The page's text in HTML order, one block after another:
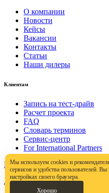
О компании
Новости
Кейсы
Вакансии
Контакты
Статьи
Наши дилеры
Клиентам
Запись на тест-драйв
Расчет проекта
FAQ
Словарь терминов
Сервис-центр
For International Partners
Политика
Договор публичной оферты
Мы используем cookies и
сервисов и удобства пользователей.
настройках своего браузера.
Хорошо